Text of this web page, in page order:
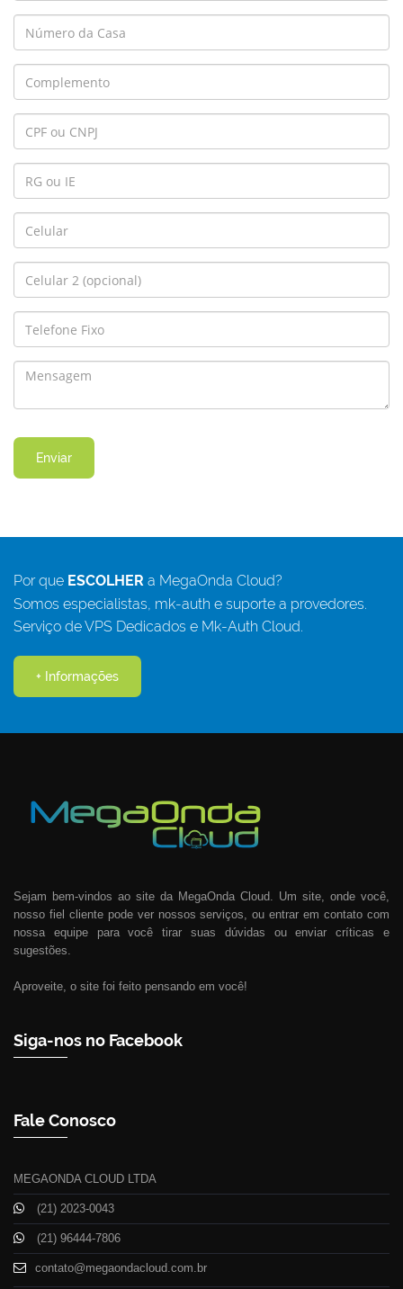
Por que ESCOLHER a MegaOnda Cloud?
Somos especialistas, mk-auth e suporte a provedores.
Serviço de VPS Dedicados e Mk-Auth Cloud.
+ Informações
Sejam bem-vindos ao site da MegaOnda Cloud. Um site, onde você,
nosso fiel cliente pode ver nossos serviços, ou entrar em contato com
nossa equipe para você tirar suas dúvidas ou enviar críticas e
sugestões.
Aproveite, o site foi feito pensando em você!
Siga-nos no Facebook
Fale Conosco
MEGAONDA CLOUD LTDA
(21) 2023-0043
(21) 96444-7806
contato@megaondacloud.com.br